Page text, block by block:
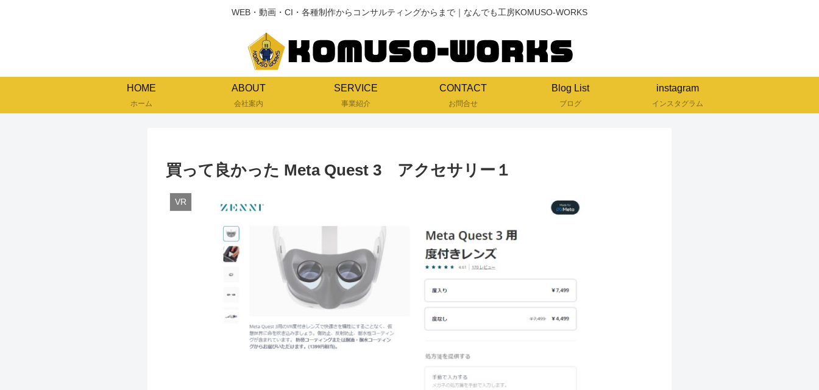
WEB・動画・CI・各種制作からコンサルティングからまで｜なんでも工房KOMUSO-WORKS
HOME
ホーム
ABOUT
会社案内
SERVICE
事業紹介
CONTACT
お問合せ
Blog List
ブログ
instagram
インスタグラム
買って良かった Meta Quest 3 アクセサリー１
VR